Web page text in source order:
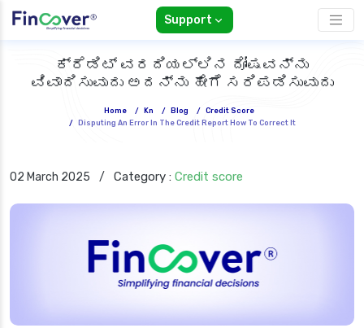
Support
ಕ್ರೆಡಿಟ್ ವರದಿಯಲ್ಲಿನ ದೋಷವನ್ನು
ವಿವಾದಿಸುವುದು ಅದನ್ನು ಹೇಗೆ ಸರಿಪಡಿಸುವುದು
Home / Kn / Blog / Credit Score
/
Disputing An Error In The Credit Report How To Correct It
02 March 2025 / Category : Credit score